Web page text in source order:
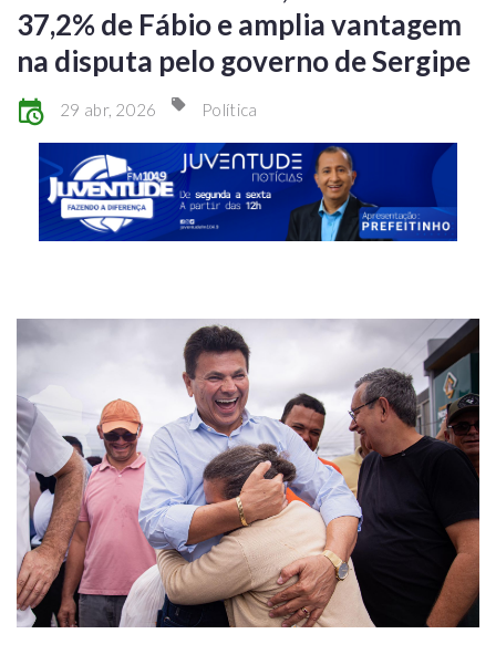
37,2% de Fábio e amplia vantagem
na disputa pelo governo de Sergipe
29 abr, 2026 Política